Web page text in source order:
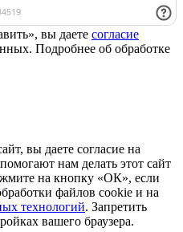
вы даете согласие
Подробнее об обработке
вы даете согласие на
нам делать этот сайт
на кнопку «ОК», если
файлов cookie и на
технологий. Запретить
вашего браузера.